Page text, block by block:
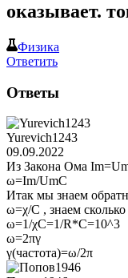
оказывает.
Физика
Ответить
Ответы
Yurevich1243
09.09.2022
Из Закона Ома
ω=Im/UmC
Итак мы знаем
ω=χ/C , знаем
ω=1/χC=1/R*C=10^3
ω=2πγ
γ(частота)=ω/2π